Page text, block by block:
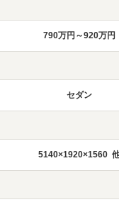
790万円～920万円
セダン
5140×1920×1560